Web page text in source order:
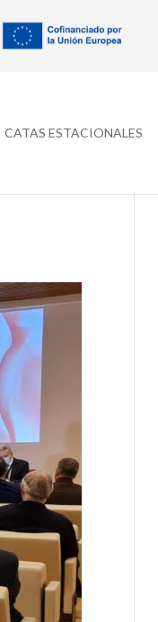
CATAS ESTACIONALES